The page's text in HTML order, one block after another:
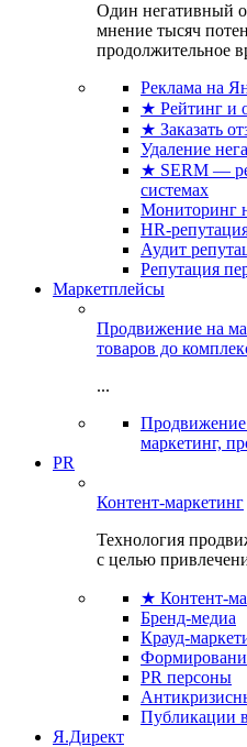
Один негативный
мнение тысяч
продолжительное
Реклама на
★ Рейтинг и
★ Заказать
Удаление
★ SERM —
системах
Мониторинг
HR-
Аудит
Репутация
Маркетплейсы
Продвижение на
товаров до
...
Продвижение
маркетинг,
PR
Контент-маркетинг
Технология
с целью
★ Контент-
Бренд-медиа
Крауд-
PR персоны
Публикации
Я.Директ